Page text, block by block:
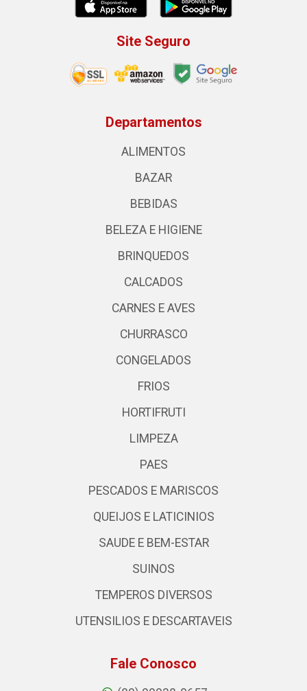
Site Seguro
Departamentos
ALIMENTOS
BAZAR
BEBIDAS
BELEZA E HIGIENE
BRINQUEDOS
CALCADOS
CARNES E AVES
CHURRASCO
CONGELADOS
FRIOS
HORTIFRUTI
LIMPEZA
PAES
PESCADOS E MARISCOS
QUEIJOS E LATICINIOS
SAUDE E BEM-ESTAR
SUINOS
TEMPEROS DIVERSOS
UTENSILIOS E DESCARTAVEIS
Fale Conosco